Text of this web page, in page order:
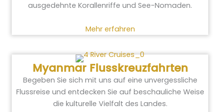
ausgedehnte Korallenriffe und See-Nomaden.
Mehr erfahren
Myanmar Flusskreuzfahrten
Begeben Sie sich mit uns auf eine unvergessliche
Flussreise und entdecken Sie auf beschauliche Weise
die kulturelle Vielfalt des Landes.